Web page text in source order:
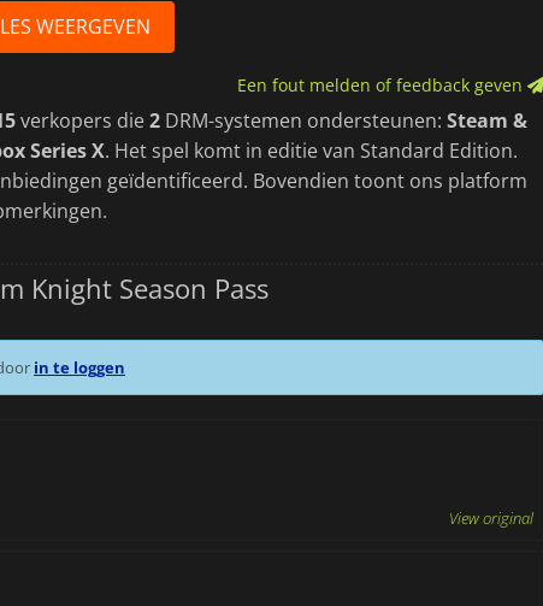
WEERGEVEN
Een fout melden of feedback geven
verkopers die2 DRM-systemen ondersteunen: Steam &
Series X. Het spel komt in editie van Standard Edition.
geïdentificeerd. Bovendien toont ons platform
Knight Season Pass
in te loggen
View original